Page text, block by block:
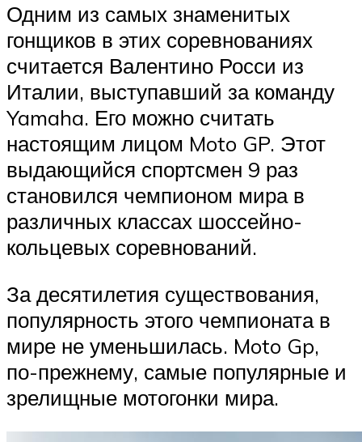
Одним из самых знаменитых
гонщиков в этих соревнованиях
считается Валентино Росси из
Италии, выступавший за команду
Yamaha. Его можно считать
настоящим лицом Moto GP. Этот
выдающийся спортсмен 9 раз
становился чемпионом мира в
различных классах шоссейно-
кольцевых соревнований.
За десятилетия существования,
популярность этого чемпионата в
мире не уменьшилась. Moto Gp,
по-прежнему, самые популярные и
зрелищные мотогонки мира.